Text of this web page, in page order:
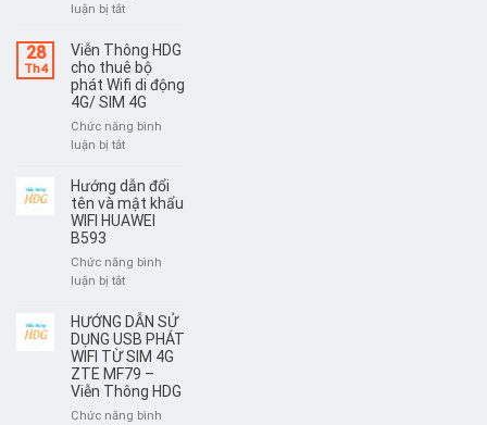
–
Viễn
Thông
luận bị tắtở
dẫn
sử
dụng
bộ
phát
B535
–
Viễn
HDG
28
Th4
Viễn Thông HDG
cho thuê bộ
phát Wifi di động
4G/ SIM 4G
Chức năng bình
luận bị tắtở
Thông
HDG
cho
động
4G/
SIM
4G
Hướng dẫn đổi
tên và mật khẩu
WIFI HUAWEI
B593
Chức năng bình
luận bị tắtở
dẫn
đổi
tên
và
mật
khẩu
HƯỚNG DẪN SỬ
DỤNG USB PHÁT
WIFI TỪ SIM 4G
ZTE MF79 –
Viễn Thông HDG
Chức năng bình